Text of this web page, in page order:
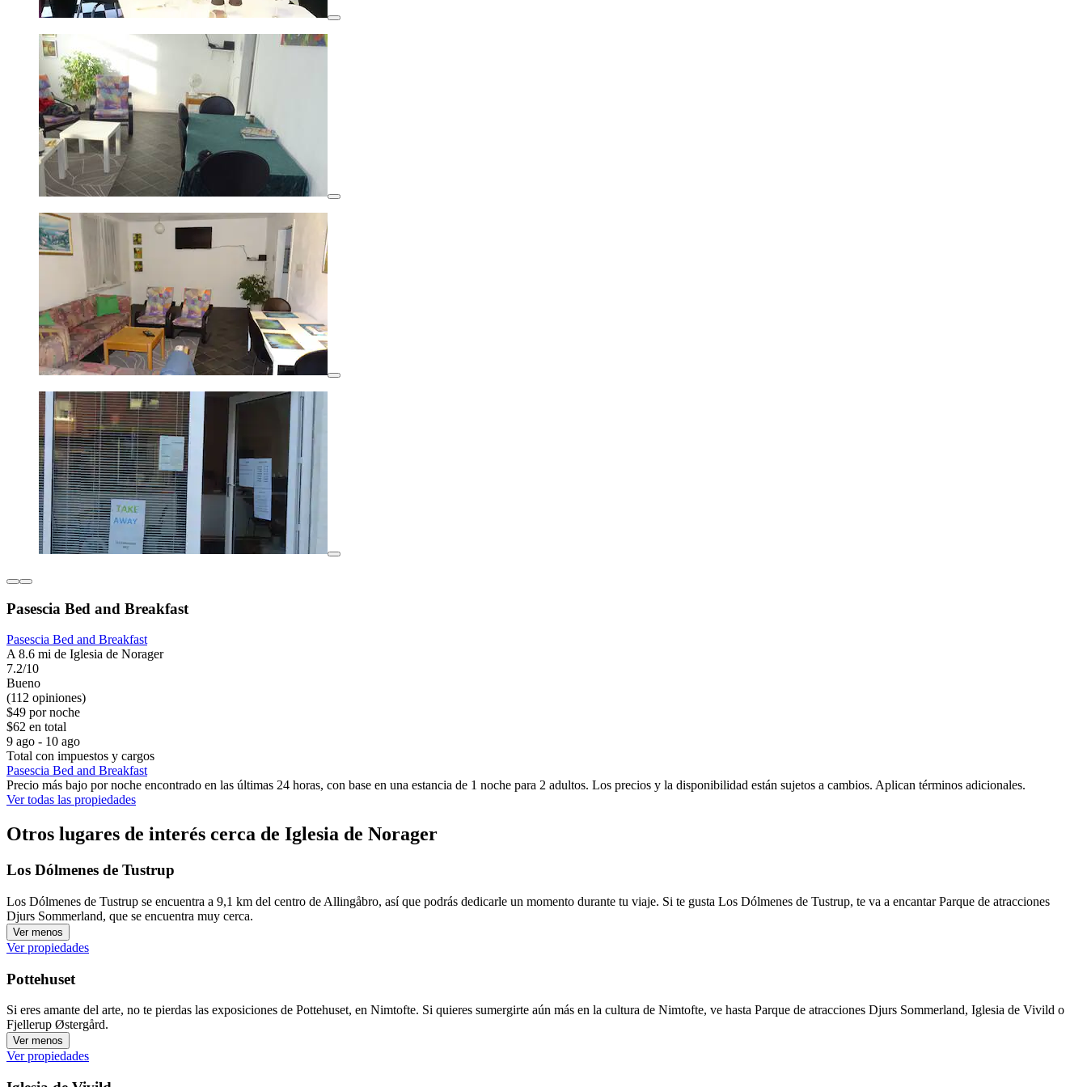
Pasescia Bed and Breakfast
Pasescia Bed and Breakfast
A 8.6 mi de Iglesia de Norager
7.2/10
Bueno
(112 opiniones)
$49 por noche
$62 en total
9 ago - 10 ago
Total con impuestos y cargos
Pasescia Bed and Breakfast
Precio más bajo por noche encontrado en las últimas 24 horas, con base en una estancia de 1 noche para 2 adultos. Los precios y la disponibilidad están sujetos a cambios. Aplican términos adicionales.
Ver todas las propiedades
Otros lugares de interés cerca de Iglesia de Norager
Los Dólmenes de Tustrup
Los Dólmenes de Tustrup se encuentra a 9,1 km del centro de Allingåbro, así que podrás dedicarle un momento durante tu viaje. Si te gusta Los Dólmenes de Tustrup, te va a encantar Parque de atracciones
Djurs Sommerland, que se encuentra muy cerca.
Ver menos
Ver propiedades
Pottehuset
Si eres amante del arte, no te pierdas las exposiciones de Pottehuset, en Nimtofte. Si quieres sumergirte aún más en la cultura de Nimtofte, ve hasta Parque de atracciones Djurs Sommerland, Iglesia de Vivild o
Fjellerup Østergård.
Ver menos
Ver propiedades